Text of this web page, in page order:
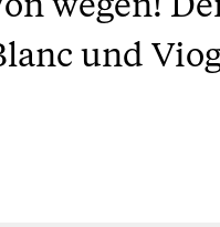
wegen!
und